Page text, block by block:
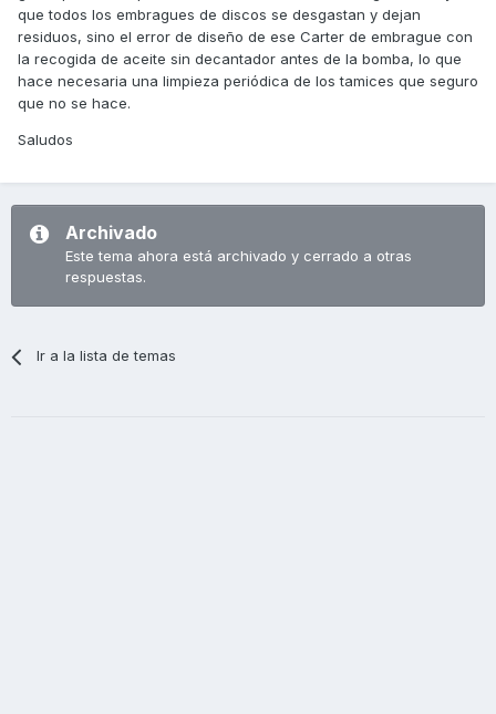
que todos los embragues de discos se desgastan y dejan
residuos, sino el error de diseño de ese Carter de embrague con
la recogida de aceite sin decantador antes de la bomba, lo que
hace necesaria una limpieza periódica de los tamices que seguro
que no se hace.
Saludos
Archivado
Este tema ahora está archivado y cerrado a otras
respuestas.
Ir a la lista de temas